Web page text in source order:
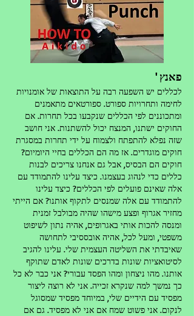
פאנץ '
לכללים יש השפעה רבה על התוצאות של אומנויות
לחימה ותחרויות ספורט. ספורטאים מתאמנים
ומתכוננים לפי הכללים שנקבעו בכל תחרות. אם
החוקים ישתנו, המנצח יכול להשתנות. אני חושב
שזה נפלא להתפתח ולצמוח על ידי תחרות במסגרת
חוקים מוגדרים. אז מה הם הכללים בחיי היומיום?
חוקים הם הבסיס, אבל גם אנחנו צריכים לבנות
כללים כדי לנהוג בעצמנו. כיצד עלינו להתמודד עם
אלה שאינם פועלים לפי הכללים? כיצד עלינו
להתמודד עם אלה שמנסים לתקוף אותנו? אם הייתי
מחזיר אגרוף ופצע מישהו שהיה מבולבל זמנית
ומנסה להכות אותי באגרופים, אהיה נתון לשיפוט
משפטי, ומעל לכל, אהיה אובססיבי לתחושה
שאיבדתי את השליטה העצמית שלי. עלינו להגיב
לסיטואציות שונות בדרכים שונות לאדם שתוקף
אותנו. מהו ניצחון ומהו הפסד עבורי? אני כבר לא כל
כך נמשך למה שנקרא זכייה. אני לא רוצה ליצור
מפסיד עם הידיים שלי, במיוחד מפסיד שמסוגל
לנקום. אני פשוט שמח אם אני לא מפסיד. גם אם